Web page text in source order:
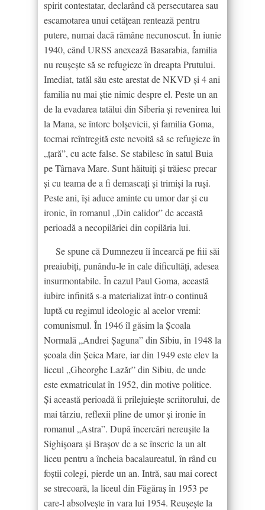
spirit contestatar, declarând că persecutarea sau
escamotarea unui cetăţean rentează pentru
putere, numai dacă rămâne necunoscut. În iunie
1940, când URSS anexează Basarabia, familia
nu reuşeşte să se refugieze în dreapta Prutului.
Imediat, tatăl său este arestat de NKVD şi 4 ani
familia nu mai ştie nimic despre el. Peste un an
de la evadarea tatălui din Siberia şi revenirea lui
la Mana, se întorc bolşevicii, și familia Goma,
tocmai reîntregită este nevoită să se refugieze în
„țară”, cu acte false. Se stabilesc în satul Buia
pe Târnava Mare. Sunt hăituiți și trăiesc precar
și cu teama de a fi demascați și trimiși la ruși.
Peste ani, îşi aduce aminte cu umor dar și cu
ironie, în romanul „Din calidor” de această
perioadă a necopilăriei din copilăria lui.
Se spune că Dumnezeu îi încearcă pe fiii săi
preaiubiţi, punându-le în cale dificultăţi, adesea
insurmontabile. În cazul Paul Goma, această
iubire infinită s-a materializat într-o continuă
luptă cu regimul ideologic al acelor vremi:
comunismul. În 1946 îl găsim la Școala
Normală „Andrei Șaguna” din Sibiu, în 1948 la
școala din Șeica Mare, iar din 1949 este elev la
liceul „Gheorghe Lazăr” din Sibiu, de unde
este exmatriculat în 1952, din motive politice.
Și această perioadă îi prilejuiește scriitorului, de
mai târziu, reflexii pline de umor și ironie în
romanul „Astra”. După încercări nereușite la
Sighişoara şi Braşov de a se înscrie la un alt
liceu pentru a încheia bacalaureatul, în rând cu
foştii colegi, pierde un an. Intră, sau mai corect
se strecoară, la liceul din Făgăraş în 1953 pe
care-l absolveşte în vara lui 1954. Reuşeşte la